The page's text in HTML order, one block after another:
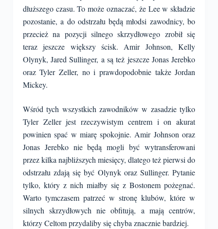
dłuższego czasu. To może oznaczać, że Lee w składzie
pozostanie, a do odstrzału będą młodsi zawodnicy, bo
przecież na pozycji silnego skrzydłowego zrobił się
teraz jeszcze większy ścisk. Amir Johnson, Kelly
Olynyk, Jared Sullinger, a są też jeszcze Jonas Jerebko
oraz Tyler Zeller, no i prawdopodobnie także Jordan
Mickey.
Wśród tych wszystkich zawodników w zasadzie tylko
Tyler Zeller jest rzeczywistym centrem i on akurat
powinien spać w miarę spokojnie. Amir Johnson oraz
Jonas Jerebko nie będą mogli być wytransferowani
przez kilka najbliższych miesięcy, dlatego też pierwsi do
odstrzału zdają się być Olynyk oraz Sullinger. Pytanie
tylko, który z nich miałby się z Bostonem pożegnać.
Warto tymczasem patrzeć w stronę klubów, które w
silnych skrzydłowych nie obfitują, a mają centrów,
którzy Celtom przydaliby się chyba znacznie bardziej.